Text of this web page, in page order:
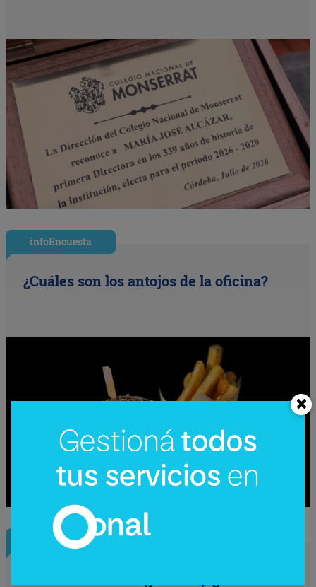
infoEncuesta
¿Cuáles son los antojos de la oficina?
InfoNegocios Miami